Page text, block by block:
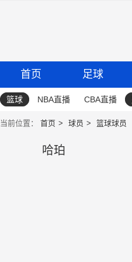
首页 足球
篮球 NBA直播 CBA直播
当前位置： 首页 球员 篮球球员
哈珀